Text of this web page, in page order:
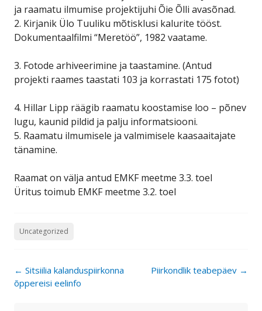
ja raamatu ilmumise projektijuhi Õie Õlli avasõnad.
2. Kirjanik Ülo Tuuliku mõtisklusi kalurite tööst.
Dokumentaalfilmi “Meretöö”, 1982 vaatame.
3. Fotode arhiveerimine ja taastamine. (Antud
projekti raames taastati 103 ja korrastati 175 fotot)
4. Hillar Lipp räägib raamatu koostamise loo – põnev
lugu, kaunid pildid ja palju informatsiooni.
5. Raamatu ilmumisele ja valmimisele kaasaaitajate
tänamine.
Raamat on välja antud EMKF meetme 3.3. toel
Üritus toimub EMKF meetme 3.2. toel
Uncategorized
Post
navigation
← Sitsiilia kalanduspiirkonna
õppereisi eelinfo
Piirkondlik teabepäev →